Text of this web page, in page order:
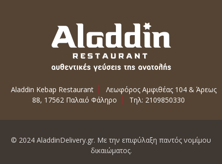
Aladdin Kebap Restaurant
Λεωφόρος Αμφιθέας 104 & Άρεως
88, 17562 Παλαιό Φάληρο
Τηλ: 2109850330
© 2024 AladdinDelivery.gr. Με την επιφύλαξη παντός νομίμου
δικαιώματος.